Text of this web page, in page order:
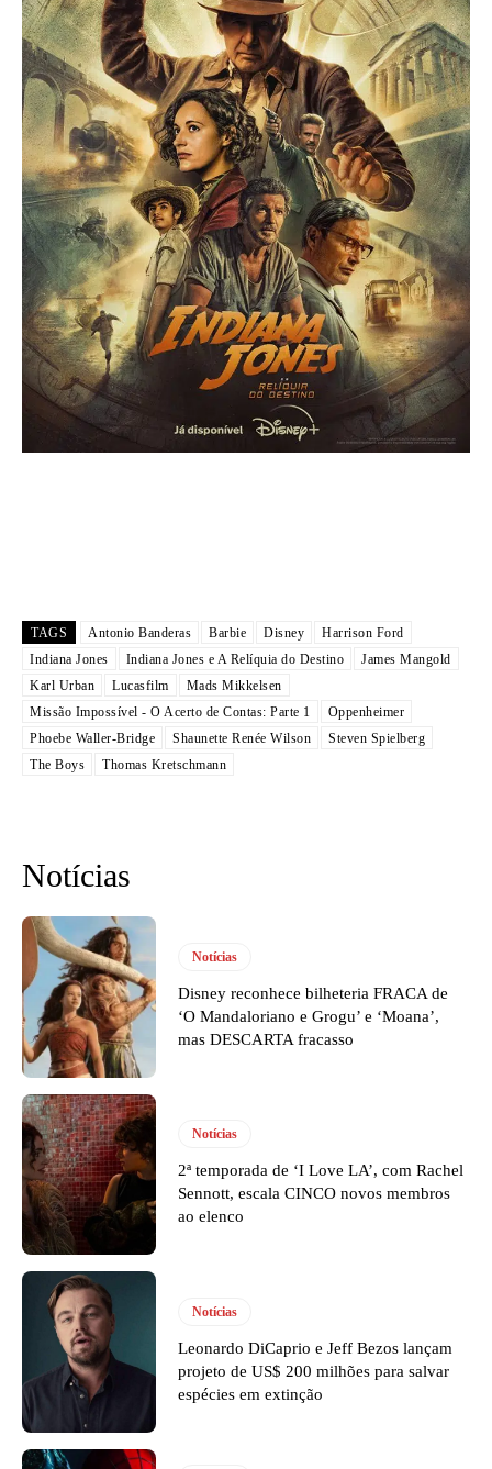
TAGS Antonio Banderas Barbie Disney
Harrison Ford
Indiana Jones
Indiana Jones e A Relíquia do Destino
James Mangold
Karl Urban
Lucasfilm
Mads Mikkelsen
Missão Impossível - O Acerto de Contas: Parte 1
Oppenheimer
Phoebe Waller-Bridge
Shaunette Renée Wilson
Steven Spielberg
The Boys
Thomas Kretschmann
Notícias
Notícias
Disney reconhece bilheteria FRACA de
‘O Mandaloriano e Grogu’ e ‘Moana’,
mas DESCARTA fracasso
Notícias
2ª temporada de ‘I Love LA’, com Rachel
Sennott, escala CINCO novos membros
ao elenco
Notícias
Leonardo DiCaprio e Jeff Bezos lançam
projeto de US$ 200 milhões para salvar
espécies em extinção